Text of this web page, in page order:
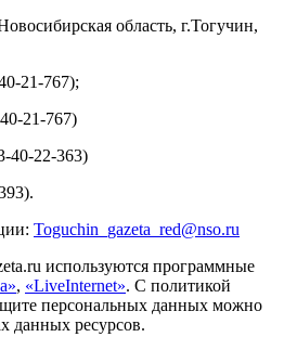
область, г.Тогучин,
21-767);
21-767)
40-22-363)
Toguchin gazeta red@nso.ru
используются программные
, «LiveInternet». С политикой
персональных данных можно
данных ресурсов.